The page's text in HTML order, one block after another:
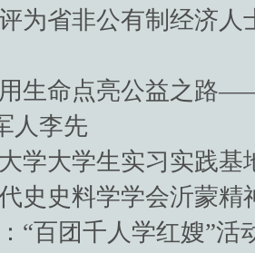
为省非公有制经济
生命点亮公益之路
人李先
学大学生实习实践基
史史料学学会沂蒙
“百团千人学红嫂”活